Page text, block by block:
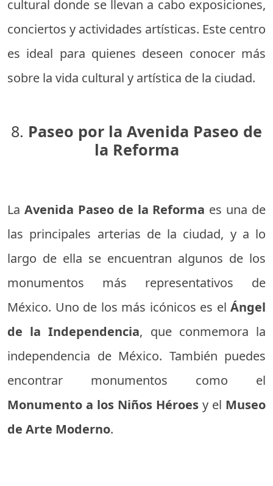
cultural donde se llevan a cabo exposiciones,
conciertos y actividades artísticas. Este centro
es ideal para quienes deseen conocer más
sobre la vida cultural y artística de la ciudad.
8. Paseo por la Avenida Paseo de
la Reforma
La Avenida Paseo de la Reforma es una de
las principales arterias de la ciudad, y a lo
largo de ella se encuentran algunos de los
monumentos más representativos de
México. Uno de los más icónicos es el Ángel
de la Independencia, que conmemora la
independencia de México. También puedes
encontrar monumentos como el
Monumento a los Niños Héroes y el Museo
de Arte Moderno.